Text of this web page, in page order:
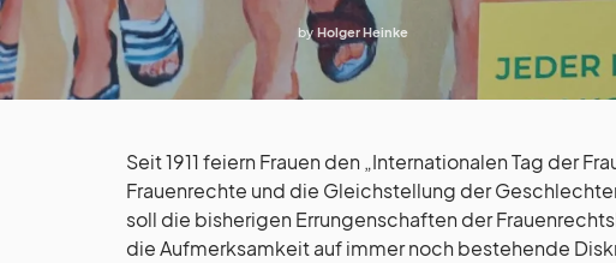
by Holger Heinke
Seit 1911 feiern Frauen den „Internationalen Tag der
Frauenrechte und die Gleichstellung der
soll die bisherigen Errungenschaften der
die Aufmerksamkeit auf immer noch bestehende